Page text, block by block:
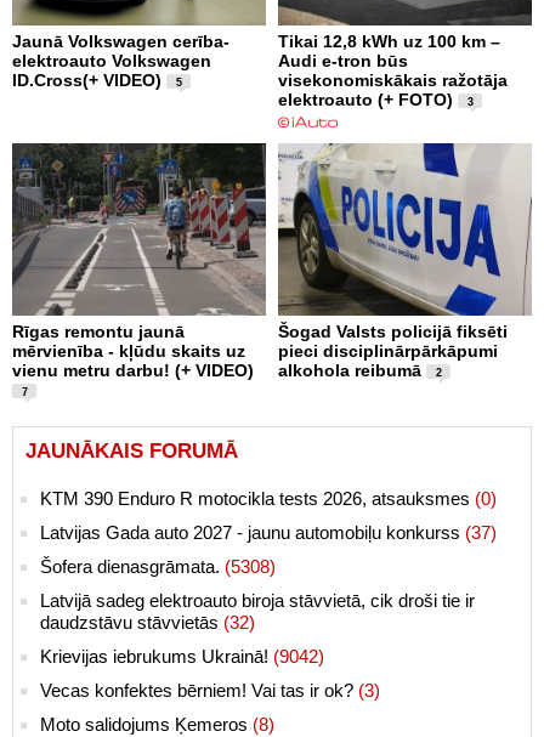
Jaunā Volkswagen cerība-
elektroauto Volkswagen
ID.Cross(+ VIDEO)
5
Tikai 12,8 kWh uz 100 km –
Audi e-tron būs
visekonomiskākais ražotāja
elektroauto (+ FOTO)
3
Rīgas remontu jaunā
mērvienība - kļūdu skaits uz
vienu metru darbu! (+ VIDEO)
7
Šogad Valsts policijā fiksēti
pieci disciplinārpārkāpumi
alkohola reibumā
2
JAUNĀKAIS FORUMĀ
KTM 390 Enduro R motocikla tests 2026, atsauksmes (0)
Latvijas Gada auto 2027 - jaunu automobiļu konkurss (37)
Šofera dienasgrāmata. (5308)
Latvijā sadeg elektroauto biroja stāvvietā, cik droši tie ir
daudzstāvu stāvvietās (32)
Krievijas iebrukums Ukrainā! (9042)
Vecas konfektes bērniem! Vai tas ir ok? (3)
Moto salidojums Ķemeros (8)